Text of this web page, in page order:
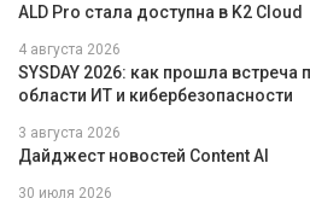
ALD Pro стала доступна в K2 Cloud
4 августа 2026
SYSDAY 2026: как прошла
области ИТ и кибербезопасности
3 августа 2026
Дайджест новостей Content AI
30 июля 2026